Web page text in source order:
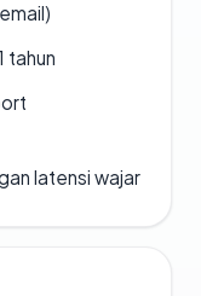
tahun
latensi wajar